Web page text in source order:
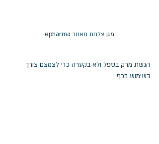
מגן צלחת מאתר epharma
הגשת מרק בספל ולא בקערה כדי לצמצם צורך
בשימוש בכף: